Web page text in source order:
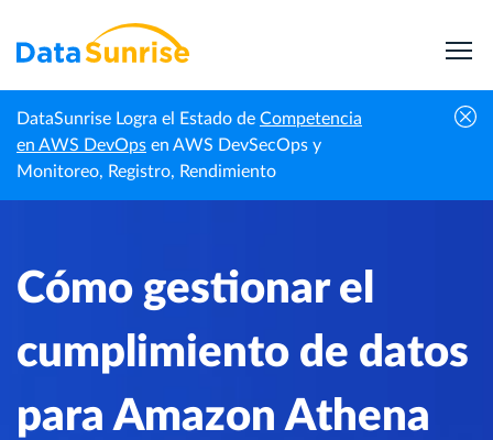
DataSunrise Logra el Estado de Competencia
en AWS DevOps en AWS DevSecOps y
Monitoreo, Registro, Rendimiento
Inicio
Centro de
Conocimiento
Cómo gestionar el cumplimiento de datos
para Amazon Athena
Cómo gestionar el
cumplimiento de datos
para Amazon Athena